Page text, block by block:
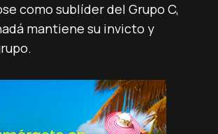
como sublíder del Grupo C,
mantiene su invicto y